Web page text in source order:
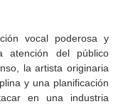
vocal poderosa y
atención del público
la artista originaria
y una planificación
en una industria